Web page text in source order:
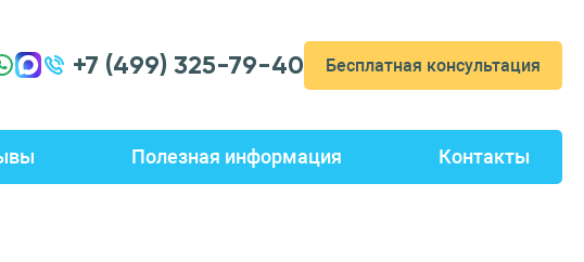
+7 (499) 325-79-40 Бесплатная консультация
Полезная информация Контакты